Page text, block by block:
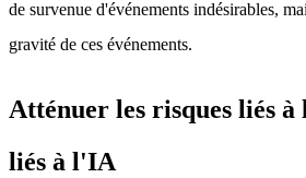
de survenue d'événements indésirables,
gravité de ces événements.
Atténuer les risques liés à
liés à l'IA